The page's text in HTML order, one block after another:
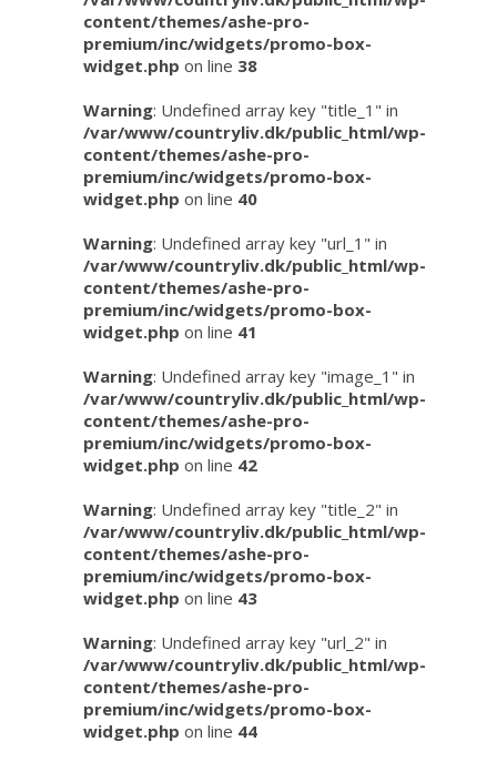
content/themes/ashe-pro-
premium/inc/widgets/promo-box-
widget.php on line 38
Warning: Undefined array key "title_1" in
/var/www/countryliv.dk/public_html/wp-
content/themes/ashe-pro-
premium/inc/widgets/promo-box-
widget.php on line 40
Warning: Undefined array key "url_1" in
/var/www/countryliv.dk/public_html/wp-
content/themes/ashe-pro-
premium/inc/widgets/promo-box-
widget.php on line 41
Warning: Undefined array key "image_1" in
/var/www/countryliv.dk/public_html/wp-
content/themes/ashe-pro-
premium/inc/widgets/promo-box-
widget.php on line 42
Warning: Undefined array key "title_2" in
/var/www/countryliv.dk/public_html/wp-
content/themes/ashe-pro-
premium/inc/widgets/promo-box-
widget.php on line 43
Warning: Undefined array key "url_2" in
/var/www/countryliv.dk/public_html/wp-
content/themes/ashe-pro-
premium/inc/widgets/promo-box-
widget.php on line 44